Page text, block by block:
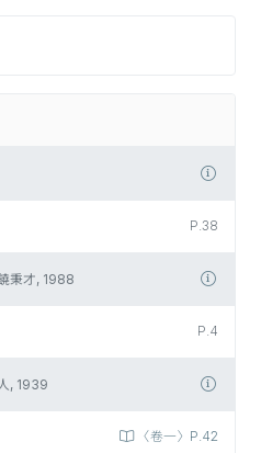
P.38
秉才, 1988
P.4
, 1939
〈卷一〉P.42